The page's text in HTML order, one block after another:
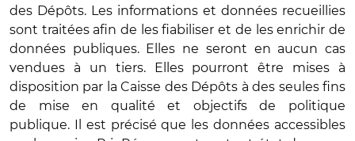
des Dépôts. Les informations et données recueillies
sont traitées afin de les fiabiliser et de les enrichir de
données publiques. Elles ne seront en aucun cas
vendues à un tiers. Elles pourront être mises à
disposition par la Caisse des Dépôts à des seules fins
de mise en qualité et objectifs de politique
publique. Il est précisé que les données accessibles